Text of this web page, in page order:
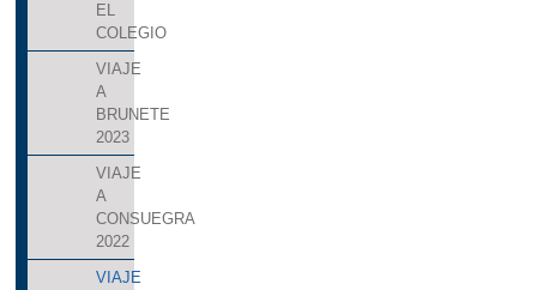
EL
COLEGIO
VIAJE
A
BRUNETE
2023
VIAJE
A
CONSUEGRA
2022
VIAJE